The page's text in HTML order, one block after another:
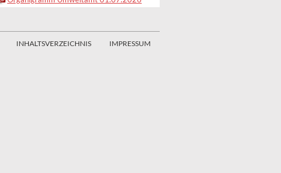
INHALTSVERZEICHNIS
IMPRESSUM